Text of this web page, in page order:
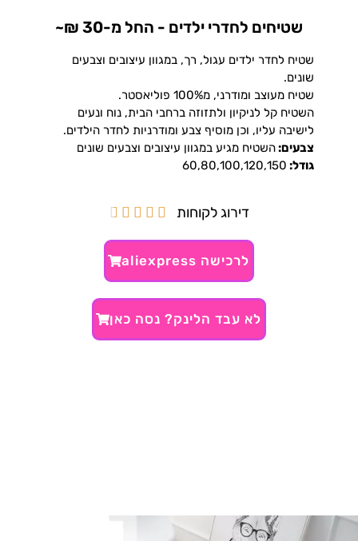
שטיחים לחדרי ילדים - החל מ-30 ₪~
שטיח לחדר ילדים עגול, רך, במגוון עיצובים וצבעים
שונים.
שטיח מעוצב ומודרני, מ100% פוליאסטר.
השטיח קל לניקיון ולתזוזה ברחבי הבית, נוח ונעים
לישיבה עליו, וכן מוסיף צבע ומודרניות לחדר הילדים.
צבעים:השטיח מגיע במגוון עיצובים וצבעים שונים
גודל: 60,80,100,120,150
דירוג לקוחות 




לרכישה aliexpress
לא עבד הלינק? נסה כאן